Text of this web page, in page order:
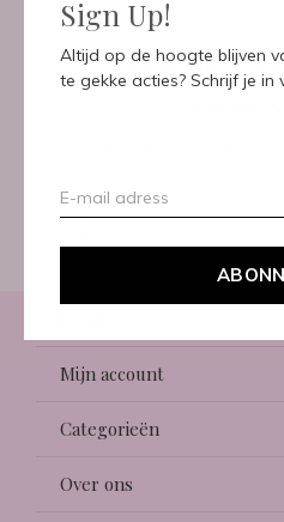
Sign Up!
Altijd op de hoogte blijven
te gekke acties? Schrijf je in
Meld je
Mijn account
Categorieën
Over ons